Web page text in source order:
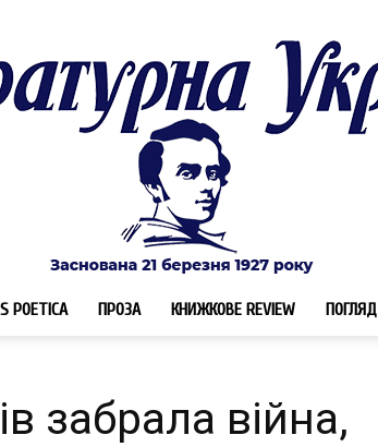
POETICA ПРОЗА КНИЖКОВЕ REVIEW ПОГЛЯД
забрала війна,